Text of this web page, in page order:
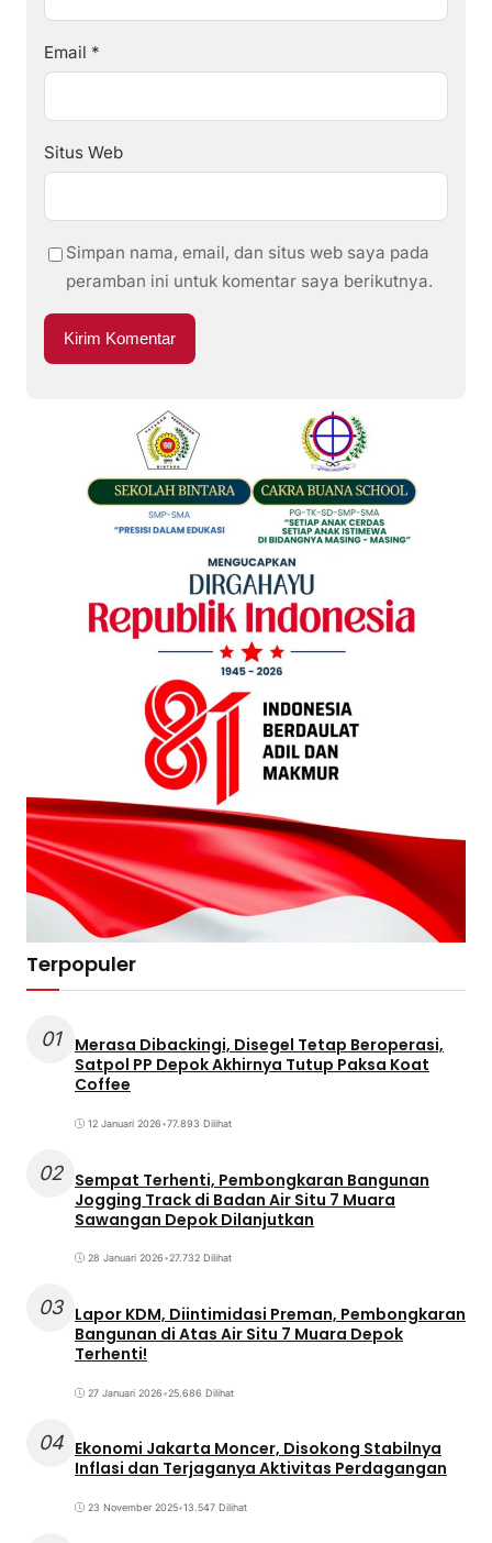
Email *
Situs Web
Simpan nama, email, dan situs web saya pada
peramban ini untuk komentar saya berikutnya.
Terpopuler
01
Merasa Dibackingi, Disegel Tetap Beroperasi,
Satpol PP Depok Akhirnya Tutup Paksa Koat
Coffee
12 Januari 2026•77.893 Dilihat
02 Sempat Terhenti, Pembongkaran Bangunan
Jogging Track di Badan Air Situ 7 Muara
Sawangan Depok Dilanjutkan
28 Januari 2026•27.732 Dilihat
03 Lapor KDM, Diintimidasi Preman, Pembongkaran
Bangunan di Atas Air Situ 7 Muara Depok
Terhenti!
27 Januari 2026•25.686 Dilihat
04 Ekonomi Jakarta Moncer, Disokong Stabilnya
Inflasi dan Terjaganya Aktivitas Perdagangan
23 November 2025•13.547 Dilihat